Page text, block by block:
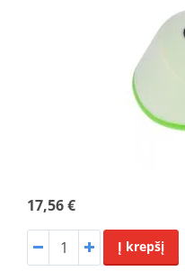
17,56 €
Į krepšį